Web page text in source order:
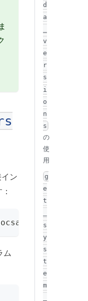
ン
ム
d
a
v
e
r
s
i
o
n
s
の
使
用
g
e
t
s
y
s
t
e
m